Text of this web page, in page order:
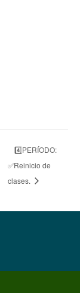
4️⃣PERÍODO:
✅Reinicio de
clases.